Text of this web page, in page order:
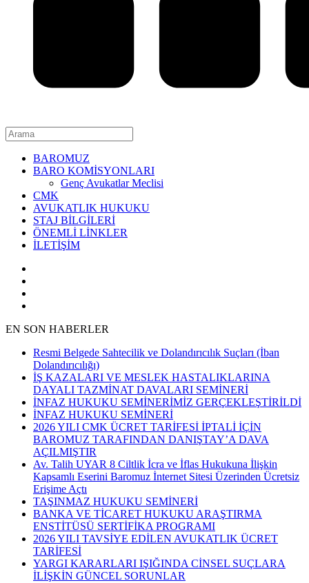
BAROMUZ
BARO KOMİSYONLARI
Genç Avukatlar Meclisi
CMK
AVUKATLIK HUKUKU
STAJ BİLGİLERİ
ÖNEMLİ LİNKLER
İLETİŞİM
EN SON HABERLER
Resmi Belgede Sahtecilik ve Dolandırıcılık Suçları (İban
Dolandırıcılığı)
İŞ KAZALARI VE MESLEK HASTALIKLARINA
DAYALI TAZMİNAT DAVALARI SEMİNERİ
İNFAZ HUKUKU SEMİNERİMİZ GERÇEKLEŞTİRİLDİ
İNFAZ HUKUKU SEMİNERİ
2026 YILI CMK ÜCRET TARİFESİ İPTALİ İÇİN
BAROMUZ TARAFINDAN DANIŞTAY’A DAVA
AÇILMIŞTIR
Av. Talih UYAR 8 Ciltlik İcra ve İflas Hukukuna İlişkin
Kapsamlı Eserini Baromuz İnternet Sitesi Üzerinden Ücretsiz
Erişime Açtı
TAŞINMAZ HUKUKU SEMİNERİ
BANKA VE TİCARET HUKUKU ARAŞTIRMA
ENSTİTÜSÜ SERTİFİKA PROGRAMI
2026 YILI TAVSİYE EDİLEN AVUKATLIK ÜCRET
TARİFESİ
YARGI KARARLARI IŞIĞINDA CİNSEL SUÇLARA
İLİŞKİN GÜNCEL SORUNLAR